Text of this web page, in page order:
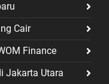
Cair
Finance
Jakarta Utara